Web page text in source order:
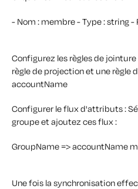
- Nom : membre- Type : string-
Configurez les règles de
règle de projection et une règle
accountName
Configurer le flux d'attributs :
groupe et ajoutez ces flux :
GroupName => accountName
Une fois la synchronisation